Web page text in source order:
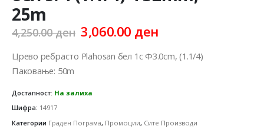
25m
4,250.00ден Original
price
was:
3,060.00 ден
is:
Црево ребрасто Plahosan бел 1c Ф3.0cm, (1.1/4)
Паковање: 50m
Достапност: На залиха
Шифра: 14917
Категории Граден Пограма, Промоции, Сите Производи